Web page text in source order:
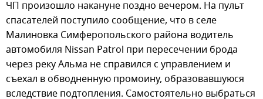
ЧП произошло накануне поздно вечером. На пульт
спасателей поступило сообщение, что в селе
Малиновка Симферопольского района водитель
автомобиля Nissan Patrol при пересечении брода
через реку Альма не справился с управлением и
съехал в обводненную промоину, образовавшуюся
вследствие подтопления. Самостоятельно выбраться